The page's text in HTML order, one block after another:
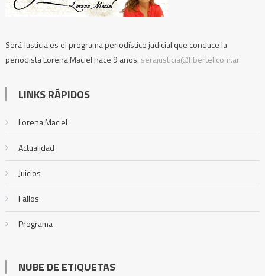
Será Justicia es el programa periodístico judicial que conduce la
periodista Lorena Maciel hace 9 años. serajusticia@fibertel.com.ar
LINKS RÁPIDOS
Lorena Maciel
Actualidad
Juicios
Fallos
Programa
NUBE DE ETIQUETAS